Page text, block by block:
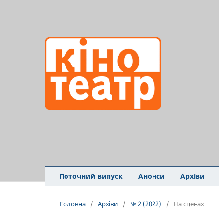
Поточний випуск Анонси Архіви
Головна / Архіви / № 2 (2022) / На сценах